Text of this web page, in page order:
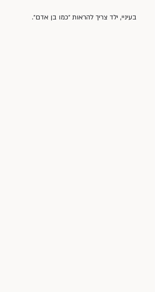
בעיניי, ילד צריך להראות ״כמו בן אדם״.